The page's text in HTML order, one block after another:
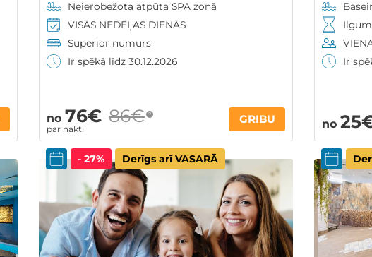
Neierobežota atpūta SPA zonā
VISĀS NEDĒĻAS DIENĀS
Superior numurs
Ir spēkā līdz 30.12.2026
no 76€
par nakti
86€ ? GRIBU
Ir
no
- 27% Derīgs arī VASARĀ